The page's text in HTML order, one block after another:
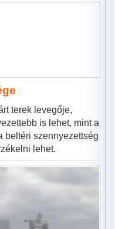
terek levegője,
is lehet, mint a
beltéri szennyezettség
lehet.